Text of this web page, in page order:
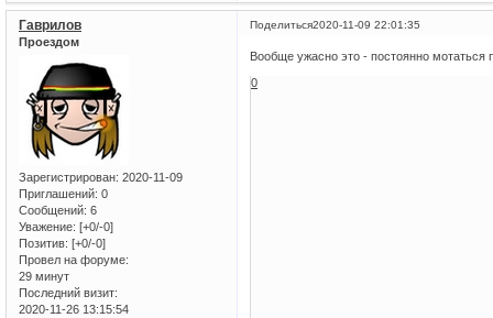
Поделиться2020-11-09 22:01:35
Гаврилов
Проездом
Зарегистрирован: 2020-11-09
Приглашений: 0
Сообщений: 6
Уважение: [+0/-0]
Позитив: [+0/-0]
Провел на форуме:
29 минут
Последний визит:
2020-11-26 13:15:54
Вообще ужасно это - постоянно мотаться
0